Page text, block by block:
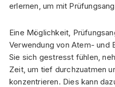
erlernen, um mit
Eine Möglichkeit,
Verwendung von Atem- und
Sie sich gestresst fühlen,
Zeit, um tief durchzuatmen
konzentrieren. Dies kann